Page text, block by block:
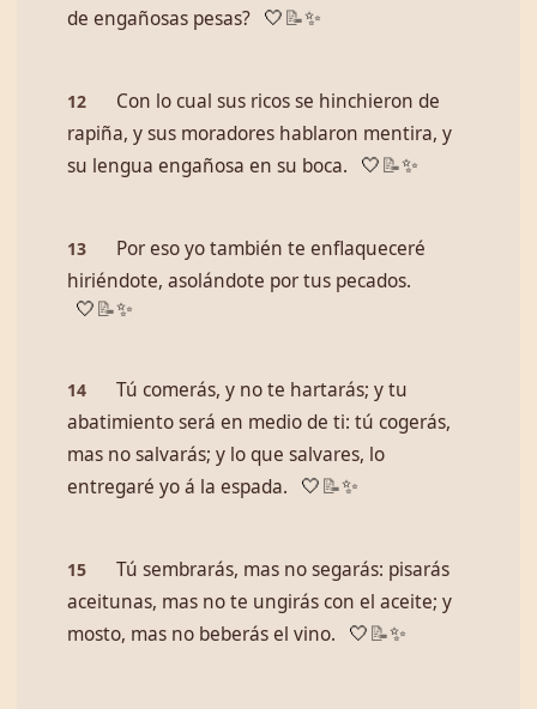
de engañosas pesas?
🤍 📝✨
12
Con lo cual sus ricos se hinchieron de
rapiña, y sus moradores hablaron mentira, y
su lengua engañosa en su boca.
🤍 📝✨
13
Por eso yo también te enflaqueceré
hiriéndote, asolándote por tus pecados.
🤍 📝✨
14
Tú comerás, y no te hartarás; y tu
abatimiento será en medio de ti: tú cogerás,
mas no salvarás; y lo que salvares, lo
entregaré yo á la espada.
🤍 📝✨
15
Tú sembrarás, mas no segarás: pisarás
aceitunas, mas no te ungirás con el aceite; y
mosto, mas no beberás el vino.
🤍 📝✨